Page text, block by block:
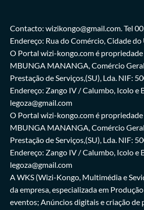
Contacto: wizikongo@gmail.com. Tel
Endereço: Rua do Comércio, Cidade
O Portal wizi-kongo.com é propriedade
MBUNGA MANANGA, Comércio
Prestação de Serviços,(SU), Lda. NIF:
Endereço: Zango IV / Calumbo, Icolo e
legoza@gmail.com
O Portal wizi-kongo.com é propriedade
MBUNGA MANANGA, Comércio
Prestação de Serviços,(SU), Lda. NIF:
Endereço: Zango IV / Calumbo, Icolo e
legoza@gmail.com
A WKS (Wizi-Kongo, Multimédia e
da empresa, especializada em
eventos; Anúncios digitais e criação de